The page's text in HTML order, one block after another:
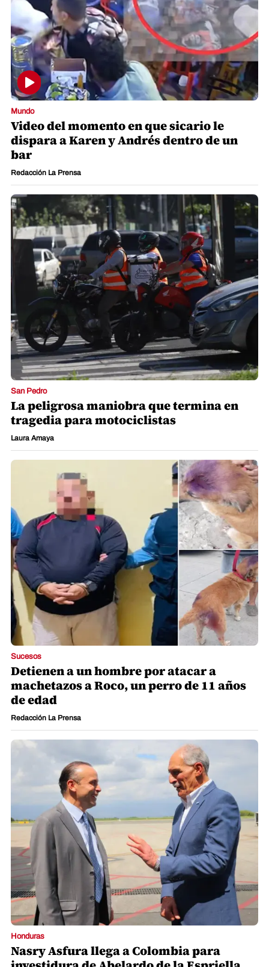
Mundo
Video del momento en que sicario le
dispara a Karen y Andrés dentro de un
bar
Redacción La Prensa
San Pedro
La peligrosa maniobra que termina en
tragedia para motociclistas
Laura Amaya
Sucesos
Detienen a un hombre por atacar a
machetazos a Roco, un perro de 11 años
de edad
Redacción La Prensa
Honduras
Nasry Asfura llega a Colombia para